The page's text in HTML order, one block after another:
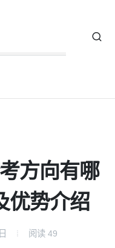
方向有哪
优势介绍
阅读 49